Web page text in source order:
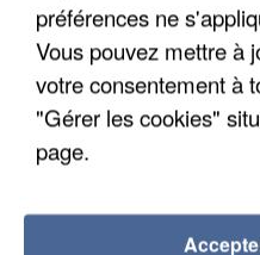
préférences ne
Vous pouvez mettre à
votre consentement à
"Gérer les cookies"
page.